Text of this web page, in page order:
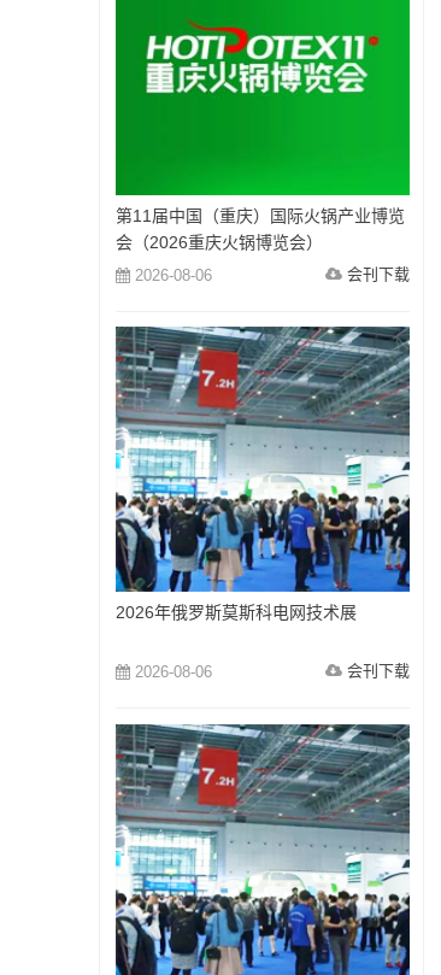
第11届中国（重庆）国际火锅产业博览
会（2026重庆火锅博览会）
2026-08-06 会刊下载
2026年俄罗斯莫斯科电网技术展
2026-08-06 会刊下载